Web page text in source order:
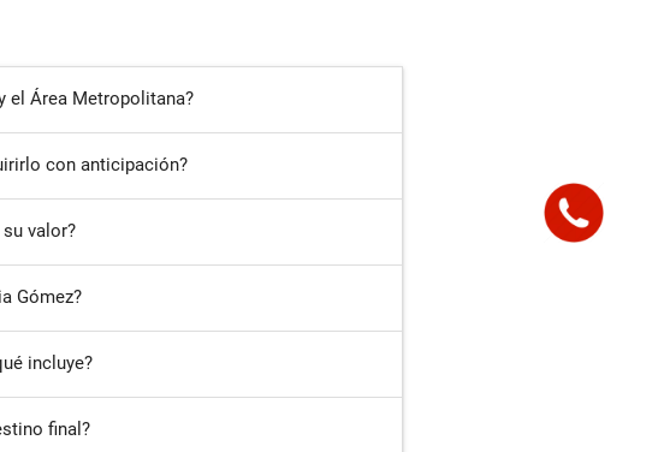
el Área Metropolitana?
con anticipación?
valor?
Gómez?
incluye?
final?